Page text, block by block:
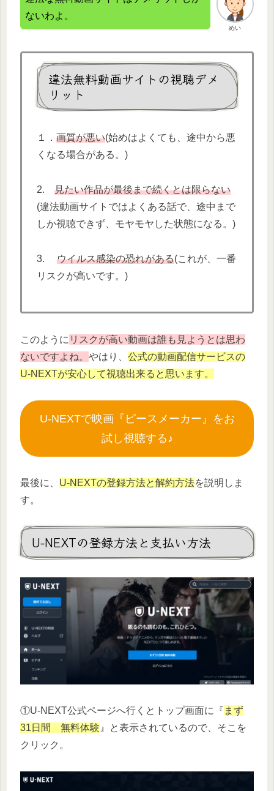
めい
ないわよ。
違法無料動画サイトの視聴デメ
リット
１． 画質が悪い(始めはよくても、途中から悪
くなる場合がある。)
2. 見たい作品が最後まで続くとは限らない
(違法動画サイトではよくある話で、途中まで
しか視聴できず、モヤモヤした状態になる。)
3. ウイルス感染の恐れがある(これが、一番
リスクが高いです。)
このように リスクが高い動画は誰も見ようとは思わ
ないですよね。 やはり、 公式の動画配信サービスの
U-NEXTが安心して視聴出来ると思います。
U-NEXTで映画『ピースメーカー』をお
試し視聴する♪
最後に、 U-NEXTの登録方法と解約方法を説明しま
す。
U-NEXTの登録方法と支払い方法
①U-NEXT公式ページへ行くとトップ画面に『 まず
31日間 無料体験 』と表示されているので、そこを
クリック。